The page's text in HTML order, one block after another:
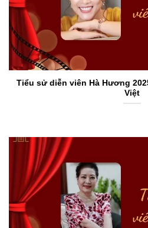
Tiểu sử diễn viên Hà Hương
Việt